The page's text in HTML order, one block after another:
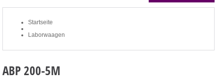
Startseite
Laborwaagen
ABP 200-5M